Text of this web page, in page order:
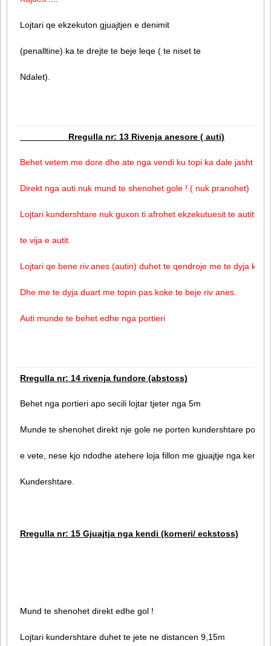
Lojtari qe ekzekuton gjuajtjen e denimit
(penalltine) ka te drejte te beje leqe ( te niset te
Ndalet).
Rregulla nr: 13 Rivenja anesore ( auti)
Behet vetem me dore dhe ate nga vendi ku topi ka dale jasht loje.
Direkt nga auti nuk mund te shenohet gole ! ( nuk pranohet)
Lojtari kundershtare nuk guxon ti afrohet ekzekutuesit te autit
te vija e autit.
Lojtari qe bene riv.anes (autin) duhet te qendroje me te dyja
Dhe me te dyja duart me topin pas koke te beje riv anes.
Auti munde te behet edhe nga portieri
Rregulla nr: 14 rivenja fundore (abstoss)
Behet nga portieri apo secili lojtar tjeter nga 5m
Munde te shenohet direkt nje gole ne porten kundershtare por jo
e vete, nese kjo ndodhe atehere loja fillon me gjuajtje nga kendi
Kundershtare.
Rregulla nr: 15 Gjuajtja nga kendi (korneri/ eckstoss)
Mund te shenohet direkt edhe gol !
Lojtari kundershtare duhet te jete ne distancen 9,15m